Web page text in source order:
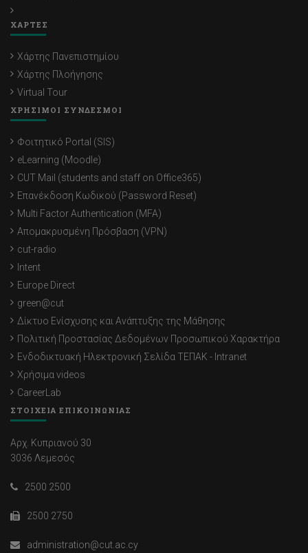
ΧΑΡΤΕΣ
Χάρτης Πανεπιστημίου
Χάρτης Πλοήγησης
Virtual Tour
ΧΡΗΣΙΜΟΙ ΣΥΝΔΕΣΜΟΙ
Φοιτητικό Portal (SIS)
eLearning (Moodle)
CUT Mail (students and staff on Office365)
Επανέκδοση Κωδικού (Password Reset)
Multi Factor Authentication (MFA)
Απομακρυσμένη Πρόσβαση (VPN)
cut-radio
Intent
Europe Direct
green@cut
Δίκτυο Ενίσχυσης και Ανάπτυξης της Μάθησης
Πολιτική Προστασίας Δεδομένων Προσωπικού Χαρακτήρα
Ενδοδικτυακή Ηλεκτρονική Σελίδα ΤΕΠΑΚ - Intranet
Χρήσιμα videos
CareerLab
ΣΤΟΙΧΕΙΑ ΕΠΙΚΟΙΝΩΝΙΑΣ
Αρχ. Κυπριανού 30
3036 Λεμεσός
2500 2500
2500 2750
administration@cut.ac.cy